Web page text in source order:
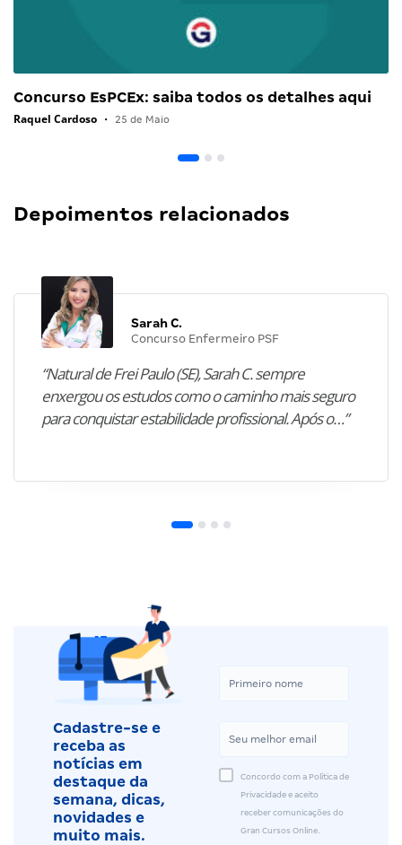
Concurso EsPCEx: saiba todos os detalhes aqui
Raquel Cardoso • 25 de Maio
Depoimentos relacionados
Sarah C.
Concurso Enfermeiro PSF
“Natural de Frei Paulo (SE), Sarah C. sempre
enxergou os estudos como o caminho mais seguro
para conquistar estabilidade profissional. Após o…”
Cadastre-se e
receba as
notícias em
destaque da
semana, dicas,
novidades e
muito mais.
Concordo com a Política de
Privacidade e aceito
receber comunicações do
Gran Cursos Online.